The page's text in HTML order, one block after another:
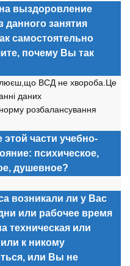
выздоровление
занятия
самостоятельно
почему Вы так
ВСД не хвороба.Це
даних
розбалансування
части учебно-
психическое,
душевное?
возникали ли у Вас
или рабочее время
техническая или
к никому
или Вы не